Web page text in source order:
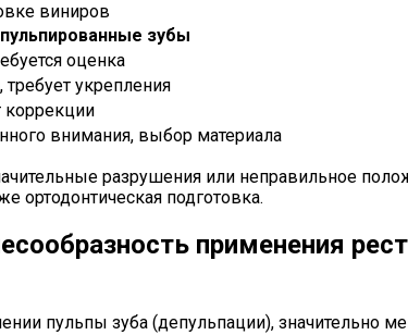
виниров
зубы
оценка
укрепления
коррекции
внимания, выбор материала
разрушения или неправильное
ортодонтическая подготовка.
применения
пульпы зуба (депульпации), значительно